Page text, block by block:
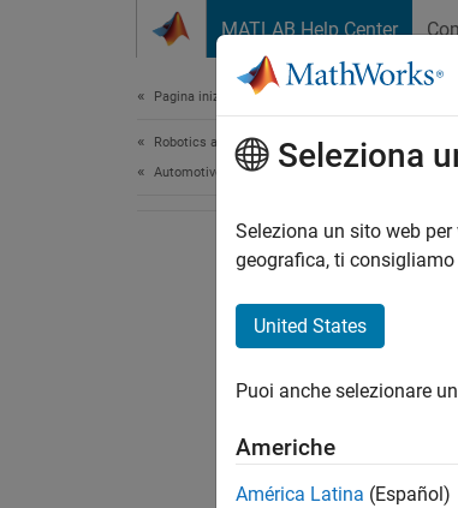
MATLAB Help Center
Pagina iniziale della documentazione
Robotics and Autonomous Systems
Automotive
Seleziona
Seleziona un sito web
geografica, ti consigliamo
United States
Puoi anche selezionare
Americhe
América Latina (Español)